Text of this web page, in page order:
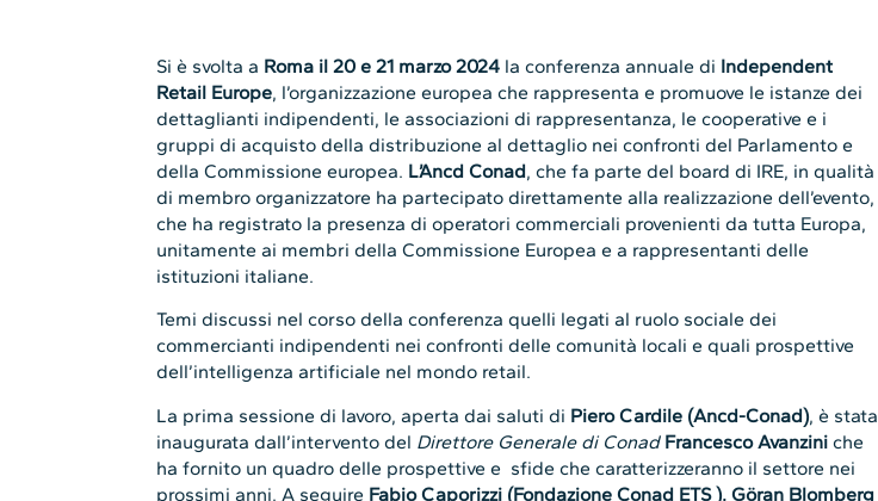
Si è svolta a Roma il 20 e 21 marzo 2024 la conferenza annuale di Independent
Retail Europe, l’organizzazione europea che rappresenta e promuove le istanze dei
dettaglianti indipendenti, le associazioni di rappresentanza, le cooperative e i
gruppi di acquisto della distribuzione al dettaglio nei confronti del Parlamento e
della Commissione europea. L’Ancd Conad, che fa parte del board di IRE, in qualità
di membro organizzatore ha partecipato direttamente alla realizzazione dell’evento,
che ha registrato la presenza di operatori commerciali provenienti da tutta Europa,
unitamente ai membri della Commissione Europea e a rappresentanti delle
istituzioni italiane.
Temi discussi nel corso della conferenza quelli legati al ruolo sociale dei
commercianti indipendenti nei confronti delle comunità locali e quali prospettive
dell’intelligenza artificiale nel mondo retail.
La prima sessione di lavoro, aperta dai saluti di Piero Cardile (Ancd-Conad), è stata
inaugurata dall’intervento del Direttore Generale di Conad Francesco Avanzini che
ha fornito un quadro delle prospettive e sfide che caratterizzeranno il settore nei
prossimi anni. A seguire Fabio Caporizzi (Fondazione Conad ETS ), Göran Blomberg